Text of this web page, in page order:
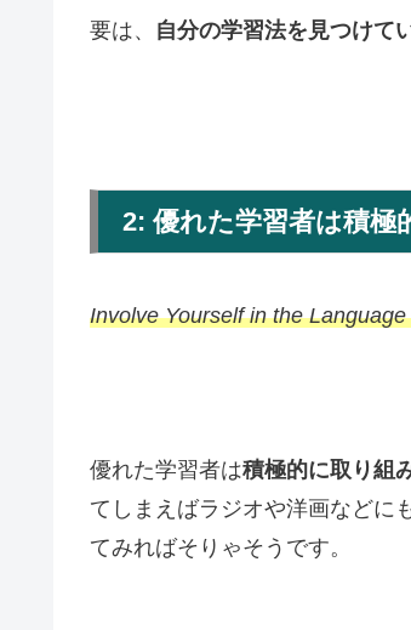
要は、 自分の学習法を見つけて
2: 優れた学習者は積極
Involve Yourself in the
優れた学習者は積極的に取り組
てしまえばラジオや洋画などに
てみればそりゃそうです。